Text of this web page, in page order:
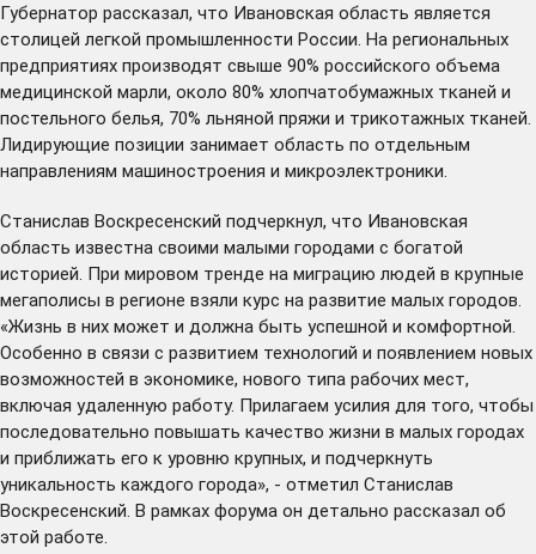
Губернатор рассказал, что Ивановская область является
столицей легкой промышленности России. На региональных
предприятиях производят свыше 90% российского объема
медицинской марли, около 80% хлопчатобумажных тканей и
постельного белья, 70% льняной пряжи и трикотажных тканей.
Лидирующие позиции занимает область по отдельным
направлениям машиностроения и микроэлектроники.
Станислав Воскресенский подчеркнул, что Ивановская
область известна своими малыми городами с богатой
историей. При мировом тренде на миграцию людей в крупные
мегаполисы в регионе взяли курс на развитие малых городов.
«Жизнь в них может и должна быть успешной и комфортной.
Особенно в связи с развитием технологий и появлением новых
возможностей в экономике, нового типа рабочих мест,
включая удаленную работу. Прилагаем усилия для того, чтобы
последовательно повышать качество жизни в малых городах
и приближать его к уровню крупных, и подчеркнуть
уникальность каждого города», - отметил Станислав
Воскресенский. В рамках форума он детально рассказал об
этой работе.